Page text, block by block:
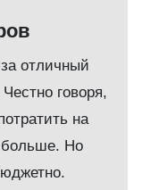
отличный
говоря,
на
больше. Но